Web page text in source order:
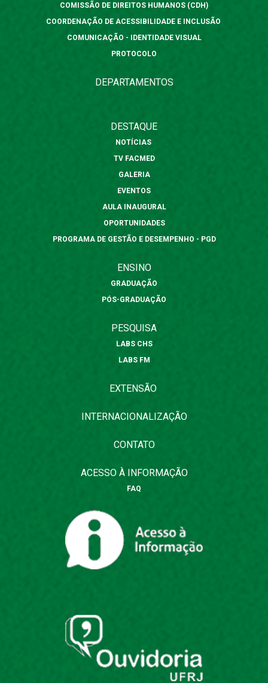
COMISSÃO DE DIREITOS HUMANOS (CDH)
COORDENAÇÃO DE ACESSIBILIDADE E INCLUSÃO
COMUNICAÇÃO - IDENTIDADE VISUAL
PROTOCOLO
DEPARTAMENTOS
DESTAQUE
NOTÍCIAS
TV FACMED
GALERIA
EVENTOS
AULA INAUGURAL
OPORTUNIDADES
PROGRAMA DE GESTÃO E DESEMPENHO - PGD
ENSINO
GRADUAÇÃO
PÓS-GRADUAÇÃO
PESQUISA
LABS CHS
LABS FM
EXTENSÃO
INTERNACIONALIZAÇÃO
CONTATO
ACESSO À INFORMAÇÃO
FAQ